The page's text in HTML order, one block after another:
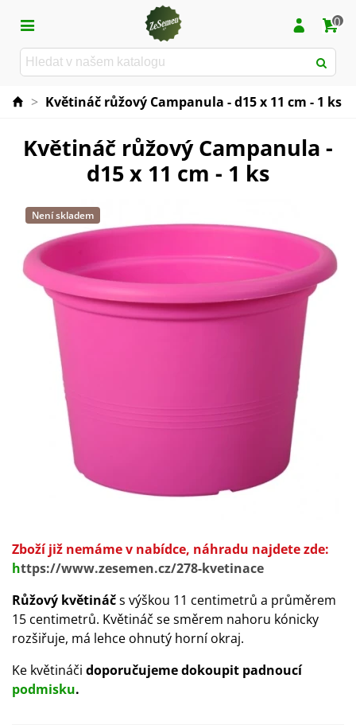
0
> Květináč růžový Campanula - d15 x 11 cm - 1 ks
Květináč růžový Campanula -
d15 x 11 cm - 1 ks
Není skladem
Zboží již nemáme v nabídce, náhradu najdete zde:
https://www.zesemen.cz/278-kvetinace
Růžový květináčs výškou 11 centimetrů a průměrem
15 centimetrů. Květináč se směrem nahoru kónicky
rozšiřuje, má lehce ohnutý horní okraj.
Ke květináči doporučujeme dokoupit padnoucí
podmisku.